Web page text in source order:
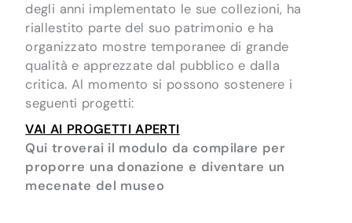
degli anni implementato le sue collezioni, ha
riallestito parte del suo patrimonio e ha
organizzato mostre temporanee di grande
qualità e apprezzate dal pubblico e dalla
critica. Al momento si possono sostenere i
seguenti progetti:
VAI AI PROGETTI APERTI
Qui troverai il modulo da compilare per
proporre una donazione e diventare un
mecenate del museo